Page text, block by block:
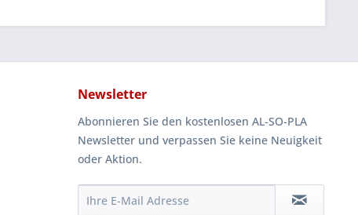
Newsletter
Abonnieren Sie den kostenlosen AL-SO-PLA
Newsletter und verpassen Sie keine Neuigkeit
oder Aktion.